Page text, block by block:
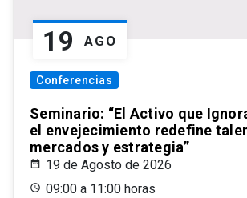
19 AGO
Conferencias
Seminario: “El Activo que
el envejecimiento redefine
mercados y estrategia”
19 de Agosto de 2026
09:00 a 11:00 horas